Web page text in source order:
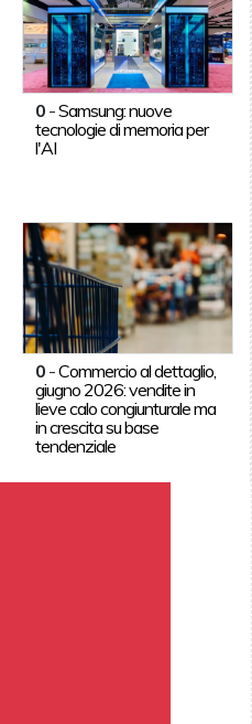
0 -Samsung: nuove
tecnologie di memoria per
l'AI
0 -Commercio al dettaglio,
giugno 2026: vendite in
lieve calo congiunturale ma
in crescita su base
tendenziale